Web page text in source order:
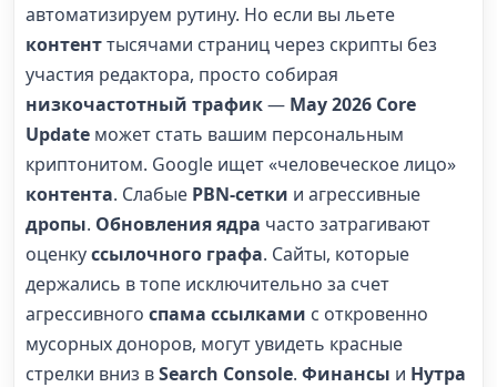
автоматизируем рутину. Но если вы льете
контенттысячами страниц через скрипты без
участия редактора, просто собирая
низкочастотный трафик— May 2026 Core
Update может стать вашим персональным
криптонитом. Google ищет «человеческое лицо»
контента. Слабые PBN-сетки и агрессивные
дропы. Обновления ядра часто затрагивают
оценкуссылочного графа. Сайты, которые
держались в топе исключительно за счет
агрессивного спама ссылками с откровенно
мусорных доноров, могут увидеть красные
стрелки вниз вSearch Console. Финансы и Нутра